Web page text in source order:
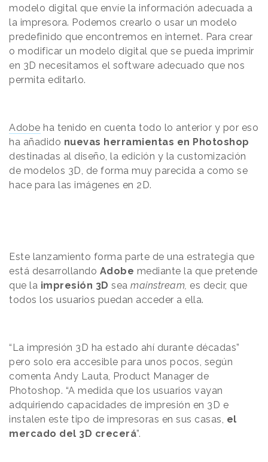
modelo digital que envíe la información adecuada a
la impresora. Podemos crearlo o usar un modelo
predefinido que encontremos en internet. Para crear
o modificar un modelo digital que se pueda imprimir
en 3D necesitamos el software adecuado que nos
permita editarlo.
Adobe ha tenido en cuenta todo lo anterior y por eso
ha añadido nuevas herramientas en Photoshop
destinadas al diseño, la edición y la customización
de modelos 3D, de forma muy parecida a como se
hace para las imágenes en 2D.
Este lanzamiento forma parte de una estrategia que
está desarrollando Adobe mediante la que pretende
que la impresión 3D sea mainstream, es decir, que
todos los usuarios puedan acceder a ella.
“La impresión 3D ha estado ahí durante décadas”
pero solo era accesible para unos pocos, según
comenta Andy Lauta, Product Manager de
Photoshop. “A medida que los usuarios vayan
adquiriendo capacidades de impresión en 3D e
instalen este tipo de impresoras en sus casas, el
mercado del 3D crecerá”.